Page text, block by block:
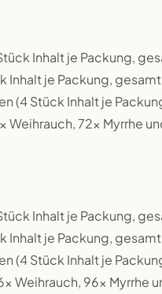
Inhalt je Packung,
Inhalt je Packung,
(4 Stück Inhalt je
Weihrauch, 72x Myrrhe
Inhalt je Packung,
Inhalt je Packung,
(4 Stück Inhalt je
Weihrauch, 96x Myrrhe